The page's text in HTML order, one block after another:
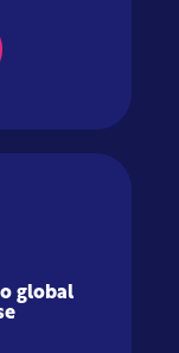
global